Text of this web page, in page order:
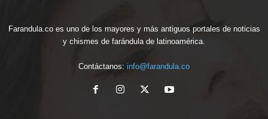
Farandula.co es uno de los mayores y más antiguos portales de noticias
y chismes de farándula de latinoamérica.
Contáctanos: info@farandula.co